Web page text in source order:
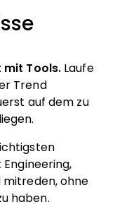
mit Tools. Laufe
Trend
auf dem zu
Engineering,
mitreden, ohne
haben.